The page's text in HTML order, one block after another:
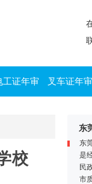
工证年审 叉车证年审
校
东
东
是
民
市